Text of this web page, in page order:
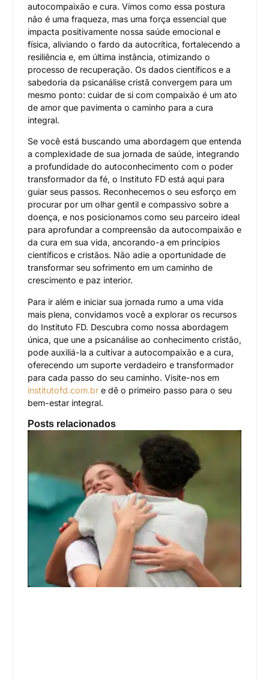
autocompaixão e cura. Vimos como essa postura
não é uma fraqueza, mas uma força essencial que
impacta positivamente nossa saúde emocional e
física, aliviando o fardo da autocrítica, fortalecendo a
resiliência e, em última instância, otimizando o
processo de recuperação. Os dados científicos e a
sabedoria da psicanálise cristã convergem para um
mesmo ponto: cuidar de si com compaixão é um ato
de amor que pavimenta o caminho para a cura
integral.
Se você está buscando uma abordagem que entenda
a complexidade de sua jornada de saúde, integrando
a profundidade do autoconhecimento com o poder
transformador da fé, o Instituto FD está aqui para
guiar seus passos. Reconhecemos o seu esforço em
procurar por um olhar gentil e compassivo sobre a
doença, e nos posicionamos como seu parceiro ideal
para aprofundar a compreensão da autocompaixão e
da cura em sua vida, ancorando-a em princípios
científicos e cristãos. Não adie a oportunidade de
transformar seu sofrimento em um caminho de
crescimento e paz interior.
Para ir além e iniciar sua jornada rumo a uma vida
mais plena, convidamos você a explorar os recursos
do Instituto FD. Descubra como nossa abordagem
única, que une a psicanálise ao conhecimento cristão,
pode auxiliá-la a cultivar a autocompaixão e a cura,
oferecendo um suporte verdadeiro e transformador
para cada passo do seu caminho. Visite-nos em
institutofd.com.br e dê o primeiro passo para o seu
bem-estar integral.
Posts relacionados